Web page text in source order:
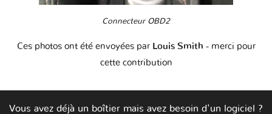
Connecteur OBD2
Ces photos ont été envoyées par Louis Smith - merci pour
cette contribution
Vous avez déjà un boîtier mais avez besoin d'un logiciel ?